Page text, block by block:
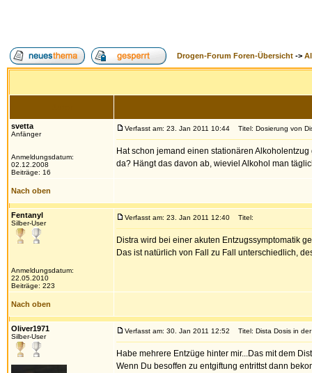
Drogen-Forum Foren-Übersicht ->
svetta
Anfänger
Anmeldungsdatum:
02.12.2008
Beiträge: 16
Verfasst am: 23. Jan 2011 10:44 Titel: Dosierung von
Hat schon jemand einen stationären
da? Hängt das davon ab, wieviel Alkohol man
Nach oben
Fentanyl
Silber-User
Anmeldungsdatum:
22.05.2010
Beiträge: 223
Verfasst am: 23. Jan 2011 12:40 Titel:
Distra wird bei einer akuten Entzugssymptomatik
Das ist natürlich von Fall zu Fall unterschiedlich,
Nach oben
Oliver1971
Silber-User
Verfasst am: 30. Jan 2011 12:52 Titel: Dista Dosis in der
Habe mehrere Entzüge hinter mir...Das mit dem
Wenn Du besoffen zu entgiftung entrittst dann